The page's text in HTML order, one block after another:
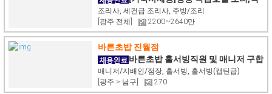
음,부대시설관리 모집
조리사, 세컨급 조리사, 주방/조리
[광주 전체]
2200~2640만
바른초밥 진월점
바른초밥 홀서빙직원 및 매니저 구합
니다.
매니저/지배인/점장, 홀서빙, 홀서빙(캡틴급)
[광주 > 남구]
270